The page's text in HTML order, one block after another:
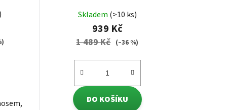
Skladem (>10 ks)
939 Kč
1 489 Kč (–36 %)
DO KOŠÍKU